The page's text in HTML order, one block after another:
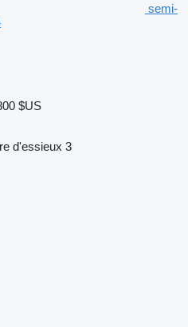
semi-
$US
d'essieux 3